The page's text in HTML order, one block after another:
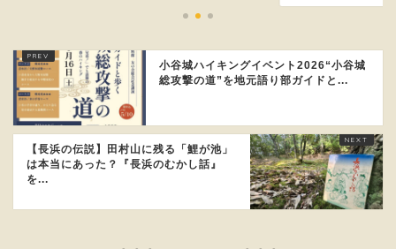
小谷城ハイキングイベント2026“小谷城
総攻撃の道”を地元語り部ガイドと...
【長浜の伝説】田村山に残る「鯉が池」
は本当にあった？『長浜のむかし話』
を...